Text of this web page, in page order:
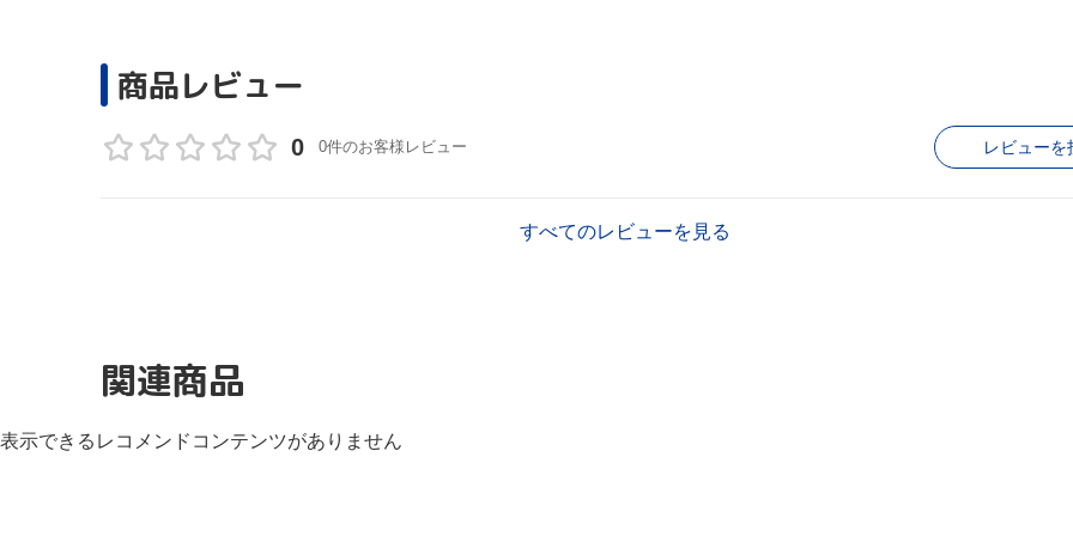
商品レビュー
0 0件のお客様レビュー レビューを
すべてのレビューを見る
関連商品
表示できるレコメンドコンテンツがありません